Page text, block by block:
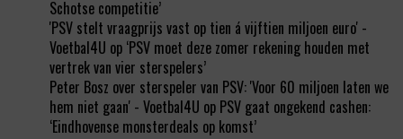
Schotse competitie’
'PSV stelt vraagprijs vast op tien á vijftien miljoen euro' -
Voetbal4U op ‘PSV moet deze zomer rekening houden met
vertrek van vier sterspelers’
Peter Bosz over sterspeler van PSV: 'Voor 60 miljoen laten we
hem niet gaan' - Voetbal4U op PSV gaat ongekend cashen:
‘Eindhovense monsterdeals op komst’